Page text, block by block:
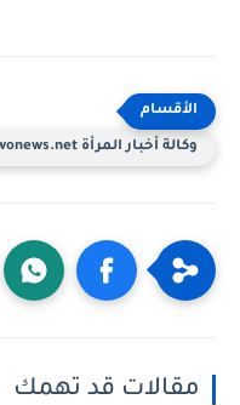
وكالة أخبار المرأة www.wonews.net info@wonews.net
مقالات قد تهمك